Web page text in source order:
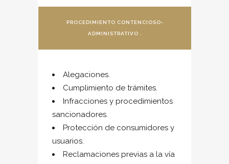
PROCEDIMIENTO CONTENCIOSO-
ADMINISTRATIVO .
Alegaciones.
Cumplimiento de trámites.
Infracciones y procedimientos
sancionadores.
Protección de consumidores y
usuarios.
Reclamaciones previas a la vía